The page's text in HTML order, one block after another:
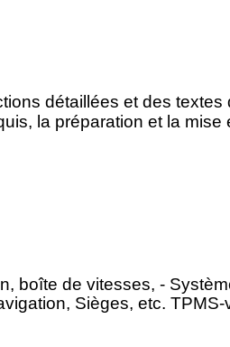
détaillées et des textes
la préparation et la
boîte de vitesses, -
Sièges, etc. TPMS-